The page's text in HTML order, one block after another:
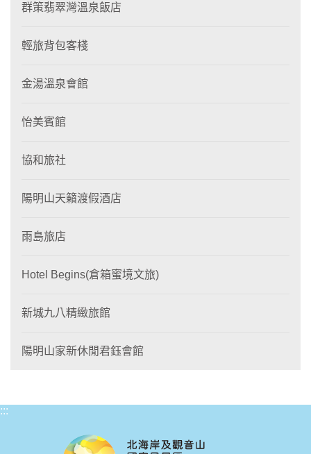
群策翡翠灣溫泉飯店
輕旅背包客棧
金湯溫泉會館
怡美賓館
協和旅社
陽明山天籟渡假酒店
雨島旅店
Hotel Begins(倉箱蜜境文旅)
新城九八精緻旅館
陽明山家新休閒君鈺會館
:::